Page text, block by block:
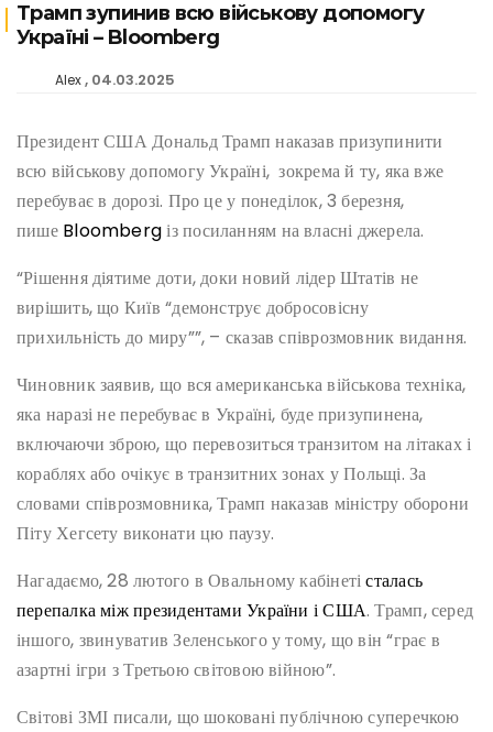
Трамп зупинив всю військову допомогу
Україні – Bloomberg
Alex 04.03.2025
Президент США Дональд Трамп наказав призупинити
всю військову допомогу Україні, зокрема й ту, яка вже
перебуває в дорозі. Про це у понеділок, 3 березня,
пише Bloombergіз посиланням на власні джерела.
“Рішення діятиме доти, доки новий лідер Штатів не
вирішить, що Київ “демонструє добросовісну
прихильність до миру””, – сказав співрозмовник видання.
Чиновник заявив, що вся американська військова техніка,
яка наразі не перебуває в Україні, буде призупинена,
включаючи зброю, що перевозиться транзитом на літаках і
кораблях або очікує в транзитних зонах у Польщі. За
словами співрозмовника, Трамп наказав міністру оборони
Піту Хегсету виконати цю паузу.
Нагадаємо, 28 лютого в Овальному кабінетісталась
перепалка між президентами України і США. Трамп, серед
іншого, звинуватив Зеленського у тому, що він “грає в
азартні ігри з Третьою світовою війною”.
Світові ЗМІ писали, що шоковані публічною суперечкою